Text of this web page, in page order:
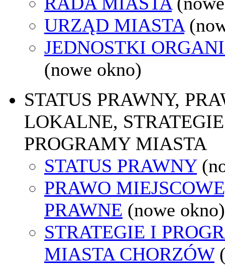
URZĄD MIASTA
JEDNOSTKI
(nowe okno)
STATUS PRAWNY,
LOKALNE,
PROGRAMY MIASTA
STATUS PRAWNY
PRAWO
PRAWNE (nowe okno)
STRATEGIE I
MIASTA CHORZÓW